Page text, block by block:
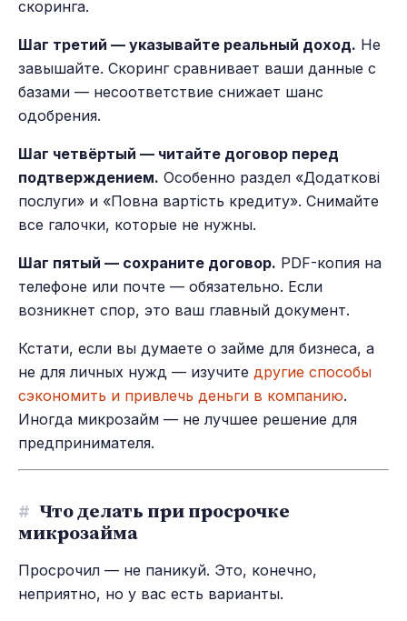
скоринга.
Шаг третий — указывайте реальный доход. Не
завышайте. Скоринг сравнивает ваши данные с
базами — несоответствие снижает шанс
одобрения.
Шаг четвёртый — читайте договор перед
подтверждением. Особенно раздел «Додаткові
послуги» и «Повна вартість кредиту». Снимайте
все галочки, которые не нужны.
Шаг пятый — сохраните договор. PDF-копия на
телефоне или почте — обязательно. Если
возникнет спор, это ваш главный документ.
Кстати, если вы думаете о займе для бизнеса, а
не для личных нужд — изучите другие способы
сэкономить и привлечь деньги в компанию.
Иногда микрозайм — не лучшее решение для
предпринимателя.
# Что делать при просрочке
микрозайма
Просрочил — не паникуй. Это, конечно,
неприятно, но у вас есть варианты.